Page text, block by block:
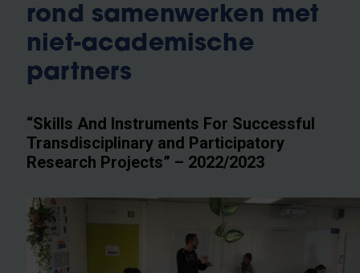
rond samenwerken met
niet-academische
partners
“Skills And Instruments For Successful
Transdisciplinary and Participatory
Research Projects” – 2022/2023